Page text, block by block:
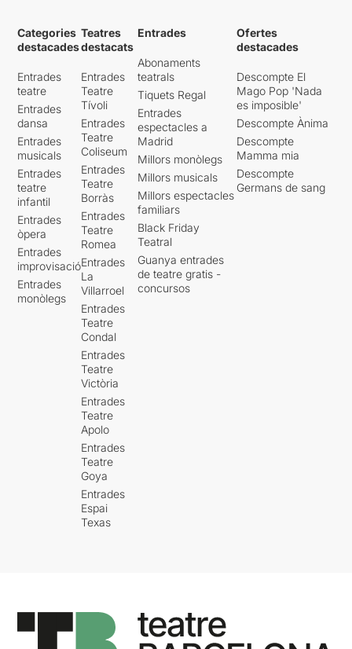
Categories
destacades
Entrades
teatre
Entrades
dansa
Entrades
musicals
Entrades
teatre
infantil
Entrades
òpera
Entrades
improvisació
Entrades
monòlegs
Teatres
destacats
Entrades
Teatre
Tívoli
Entrades
Teatre
Coliseum
Entrades
Teatre
Borràs
Entrades
Teatre
Romea
Entrades
La
Villarroel
Entrades
Teatre
Condal
Entrades
Teatre
Victòria
Entrades
Teatre
Apolo
Entrades
Teatre
Goya
Entrades
Espai
Texas
Entrades
Abonaments
teatrals
Tiquets Regal
Entrades
espectacles a
Madrid
Millors monòlegs
Millors musicals
Millors espectacles
familiars
Black Friday
Teatral
Guanya entrades
de teatre gratis -
concursos
Ofertes
destacades
Descompte El
Mago Pop 'Nada
es imposible'
Descompte Ànima
Descompte
Mamma mia
Descompte
Germans de sang